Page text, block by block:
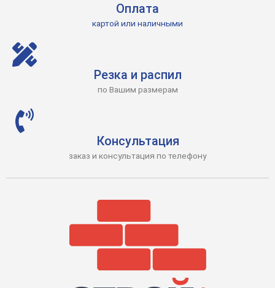
Оплата
картой или наличными
Резка и распил
по Вашим размерам
Консультация
заказ и консультация по телефону